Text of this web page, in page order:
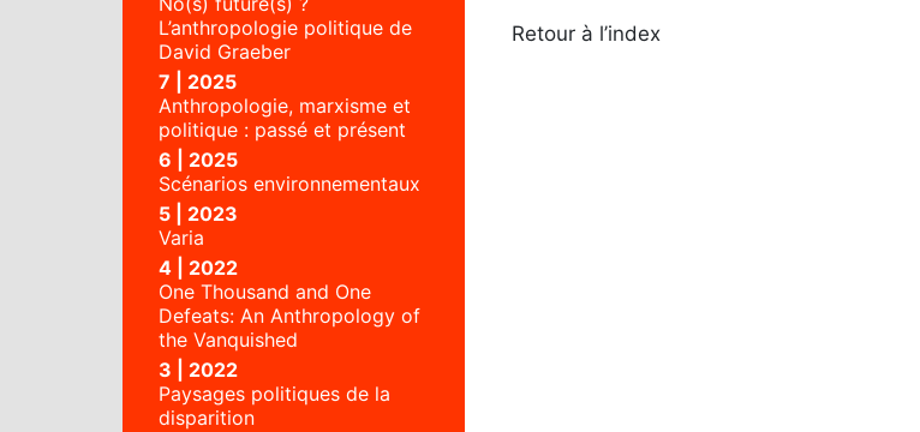
L’anthropologie politique de
David Graeber
7 | 2025
Anthropologie, marxisme et
politique : passé et présent
6 | 2025
Scénarios environnementaux
5 | 2023
Varia
4 | 2022
One Thousand and One
Defeats: An Anthropology of
the Vanquished
3 | 2022
Paysages politiques de la
disparition
Retour à l’index